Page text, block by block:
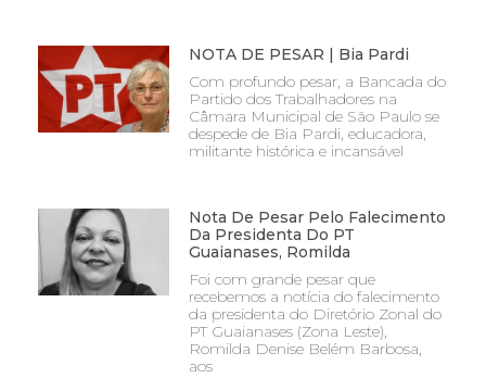
NOTA DE PESAR | Bia Pardi
Com profundo pesar, a Bancada do
Partido dos Trabalhadores na
Câmara Municipal de São Paulo se
despede de Bia Pardi, educadora,
militante histórica e incansável
Nota De Pesar Pelo Falecimento
Da Presidenta Do PT
Guaianases, Romilda
Foi com grande pesar que
recebemos a notícia do falecimento
da presidenta do Diretório Zonal do
PT Guaianases (Zona Leste),
Romilda Denise Belém Barbosa,
aos